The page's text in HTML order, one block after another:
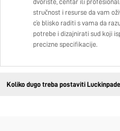
dvorište, centar ili
stručnost i resurse da vam
će blisko raditi s vama da
potrebe i dizajnirati sud koji
precizne specifikacije.
Koliko dugo treba postaviti